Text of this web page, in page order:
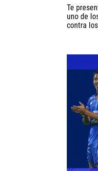
Te
uno de
contra